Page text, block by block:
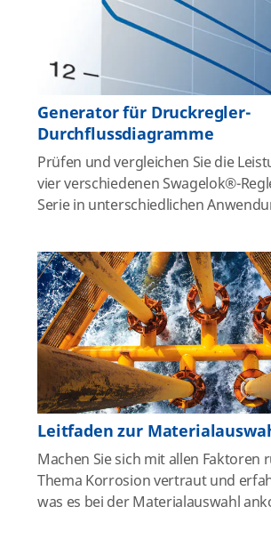
Generator für Druckregler-
Durchflussdiagramme
Prüfen und vergleichen Sie die
vier verschiedenen Swagelok®-
Serie in unterschiedlichen
Leitfaden zur
Machen Sie sich mit allen Faktoren
Thema Korrosion vertraut und
was es bei der Materialauswahl